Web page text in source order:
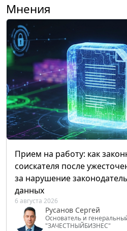
Мнения
Прием на работу: как
соискателя после
за нарушение
данных
6 августа 2026
Русанов Сергей
Основатель и
"ЗАЧЕСТНЫЙБИЗНЕС"